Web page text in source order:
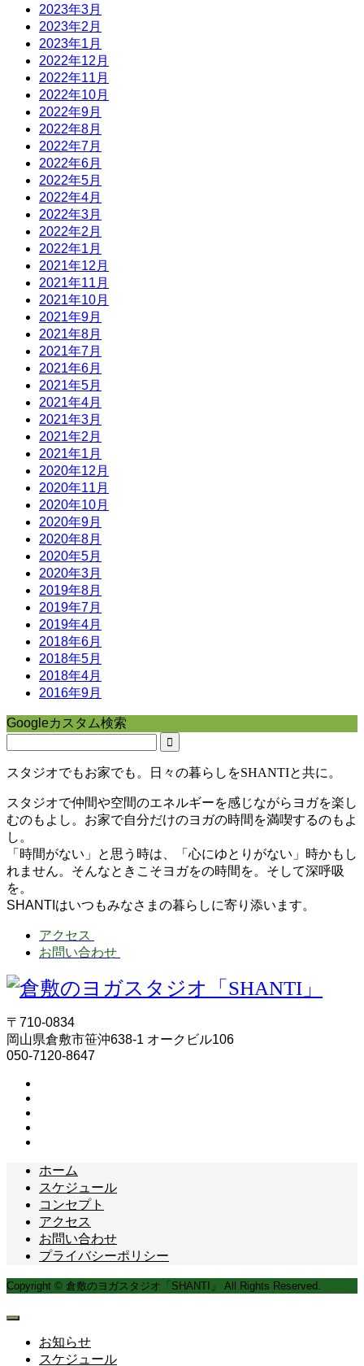
2023年3月
2023年2月
2023年1月
2022年12月
2022年11月
2022年10月
2022年9月
2022年8月
2022年7月
2022年6月
2022年5月
2022年4月
2022年3月
2022年2月
2022年1月
2021年12月
2021年11月
2021年10月
2021年9月
2021年8月
2021年7月
2021年6月
2021年5月
2021年4月
2021年3月
2021年2月
2021年1月
2020年12月
2020年11月
2020年10月
2020年9月
2020年8月
2020年5月
2020年3月
2019年8月
2019年7月
2019年4月
2018年6月
2018年5月
2018年4月
2016年9月
Googleカスタム検索
スタジオでもお家でも。日々の暮らしをSHANTIと共に。
スタジオで仲間や空間のエネルギーを感じながらヨガを楽し
むのもよし。お家で自分だけのヨガの時間を満喫するのもよ
し。
「時間がない」と思う時は、「心にゆとりがない」時かもし
れません。そんなときこそヨガをの時間を。そして深呼吸
を。
SHANTIはいつもみなさまの暮らしに寄り添います。
アクセス
お問い合わせ
〒710-0834
岡山県倉敷市笹沖638-1 オークビル106
050-7120-8647
ホーム
スケジュール
コンセプト
アクセス
お問い合わせ
プライバシーポリシー
Copyright © 倉敷のヨガスタジオ「SHANTI」 All Rights Reserved.
お知らせ
スケジュール